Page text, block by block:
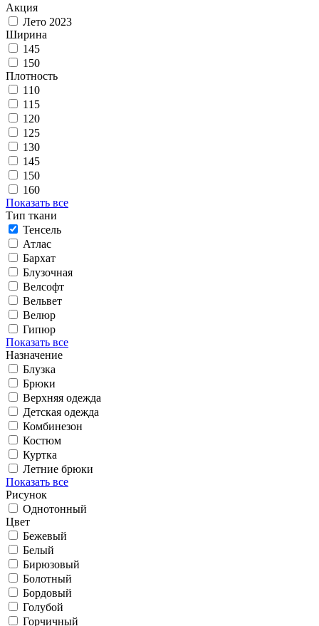
Акция
Лето 2023
Ширина
145
150
Плотность
110
115
120
125
130
145
150
160
Показать все
Тип ткани
Тенсель
Атлас
Бархат
Блузочная
Велсофт
Вельвет
Велюр
Гипюр
Показать все
Назначение
Блузка
Брюки
Верхняя одежда
Детская одежда
Комбинезон
Костюм
Куртка
Летние брюки
Показать все
Рисунок
Однотонный
Цвет
Бежевый
Белый
Бирюзовый
Болотный
Бордовый
Голубой
Горчичный